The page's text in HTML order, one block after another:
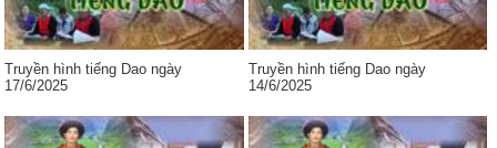
Truyền hình tiếng Dao ngày
17/6/2025
Truyền hình tiếng Dao ngày
14/6/2025